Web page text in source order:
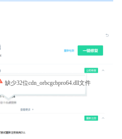
缺少32位cdn_orbcgcbpro64.dll文件